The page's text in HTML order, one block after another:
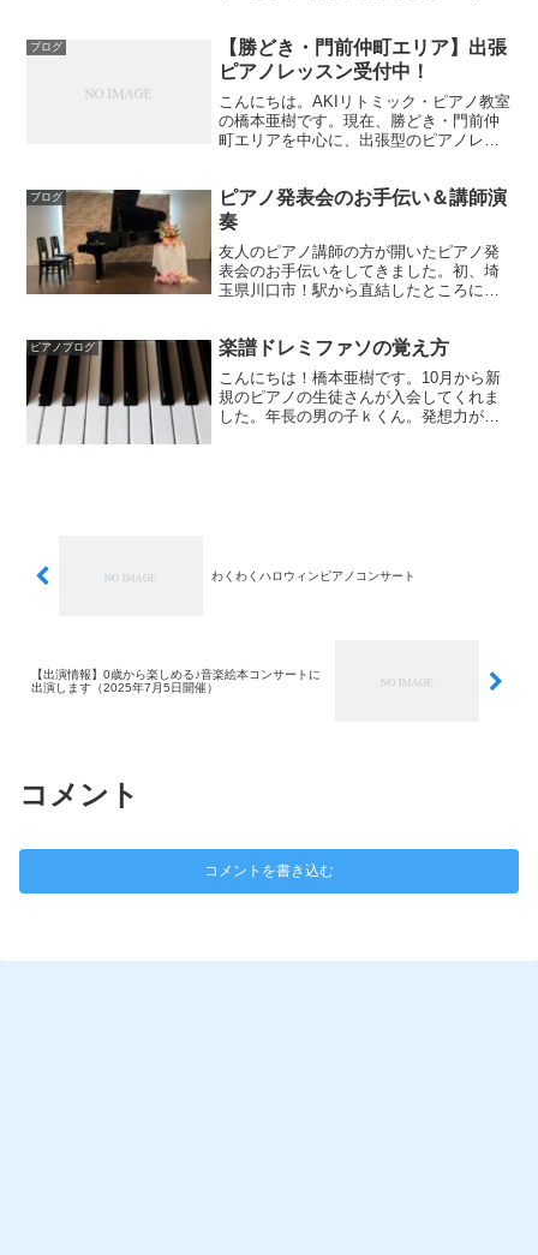
タ】に登場します🌞音楽×絵本×旅！《お
とバスコンサート》って？...
ブログ
【勝どき・門前仲町エリア】出張
ピアノレッスン受付中！
こんにちは。AKIリトミック・ピアノ教室
の橋本亜樹です。現在、勝どき・門前仲
町エリアを中心に、出張型のピアノレッ
「小さい子でも大丈夫？」そんな疑問を
お持ちの方に向けて、今...
ブログ
ピアノ発表会のお手伝い＆講師演
奏
友人のピアノ講師の方が開いたピアノ発
表会のお手伝いをしてきました。初、埼
玉県川口市！駅から直結したところにホ
てもらいました！生徒さんたちはみなさ
ん素敵な衣装で集合されて...
ピアノブログ 楽譜ドレミファソの覚え方
こんにちは！橋本亜樹です。10月から新
規のピアノの生徒さんが入会してくれま
した。年長の男の子ｋくん。発想力が豊
わくわくハロウィンピアノコンサート
【出演情報】0歳から楽しめる♪音楽絵本コンサートに
出演します（2025年7月5日開催）
コメント
コメントを書き込む